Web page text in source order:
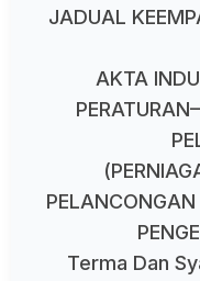
JADUAL
AKTA
Terma Dan